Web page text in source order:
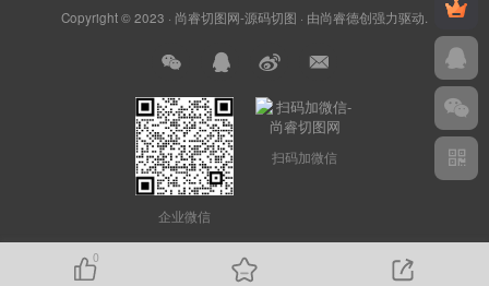
Copyright © 2023 · 尚睿切图网-源码切图 · 由尚睿德创强力驱动.
企业微信
扫码加微信
0